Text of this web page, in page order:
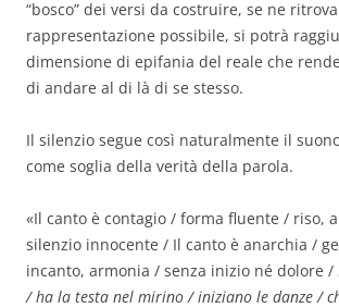
“bosco” dei versi da costruire, se ne
rappresentazione possibile, si potrà
dimensione di epifania del reale che
di andare al di là di se stesso.
Il silenzio segue così naturalmente il
come soglia della verità della parola.
«Il canto è contagio / forma fluente / riso,
silenzio innocente / Il canto è anarchia /
incanto, armonia / senza inizio né dolore /
/ ha la testa nel mirino / iniziano le danze /